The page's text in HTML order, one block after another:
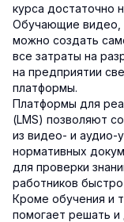
курса достаточно
Обучающие видео,
можно создать
все затраты на
на предприятии
платформы.
Платформы для
(LMS) позволяют
из видео- и аудио-
нормативных
для проверки
работников
Кроме обучения и
помогает решать и